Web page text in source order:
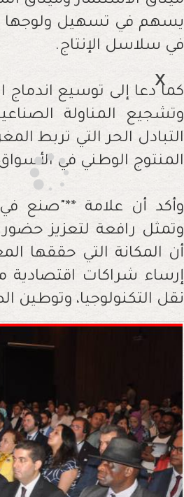
يسهم في تسهيل ولوجها
في سلاسل الإنتاج.
كما دعا إلى توسيع
وتشجيع المناولة
التبادل الحر التي تربط
المنتوج الوطني في الأسواق
وأكد أن علامة **"صنع في
وتمثل رافعة لتعزيز حضور
أن المكانة التي حققها
إرساء شراكات اقتصادية
نقل التكنولوجيا، وتوطين